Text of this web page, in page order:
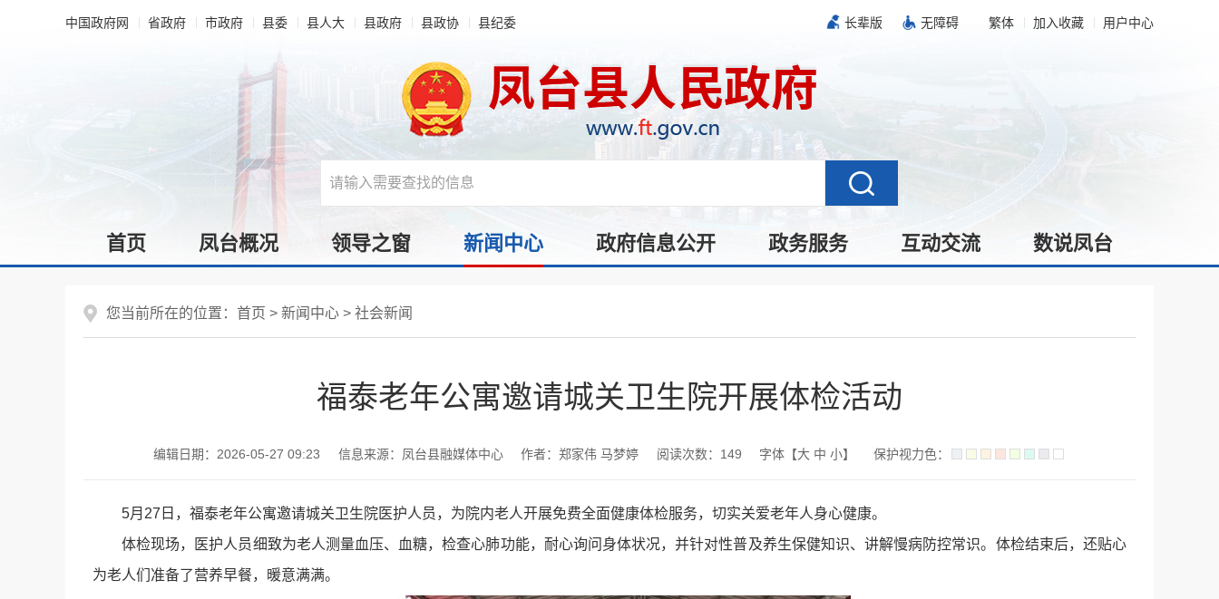
中国政府网 省政府 市政府 县委 县人大 县政府 县政协 县纪委 长辈版 无障碍 繁体 加入收藏 用户中心
首页 凤台概况 领导之窗 新闻中心 政府信息公开 政务服务 互动交流 数说凤台
您当前所在的位置： 首页 > 新闻中心 > 社会新闻
福泰老年公寓邀请城关卫生院开展体检活动
编辑日期：2026-05-27 09:23 信息来源：凤台县融媒体中心 作者：郑家伟 马梦婷 阅读次数： 149 字体【大 中 小】 保护视力色：
5月27日，福泰老年公寓邀请城关卫生院医护人员，为院内老人开展免费全面健康体检服务，切实关爱老年人身心健康。
体检现场，医护人员细致为老人测量血压、血糖，检查心肺功能，耐心询问身体状况，并针对性普及养生保健知识、讲解慢病防控常识。体检结束后，还贴心
为老人们准备了营养早餐，暖意满满。